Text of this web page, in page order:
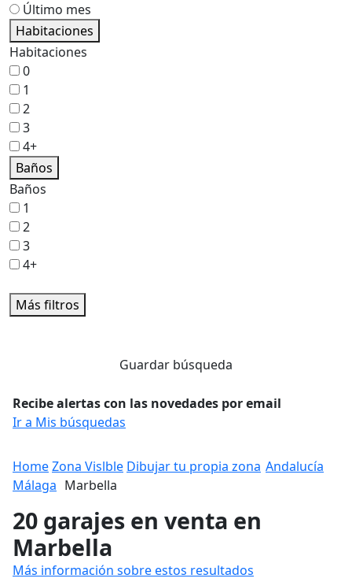
Último mes
Habitaciones
Habitaciones
0
1
2
3
4+
Baños
Baños
1
2
3
4+
Más filtros
Guardar búsqueda
Recibe alertas con las novedades por email
Ir a Mis búsquedas
HomeZona Vislble Dibujar tu propia zona Andalucía
Málaga Marbella
20 garajes en venta en
Marbella
Más información sobre estos resultados